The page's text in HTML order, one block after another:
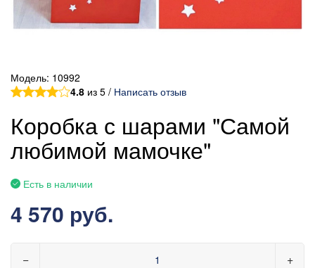
Модель: 10992
4.8 из 5 / Написать отзыв
Коробка с шарами "Самой
любимой мамочке"
Есть в наличии
4 570 руб.
− +